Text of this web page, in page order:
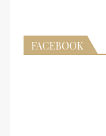
FACEBOOK